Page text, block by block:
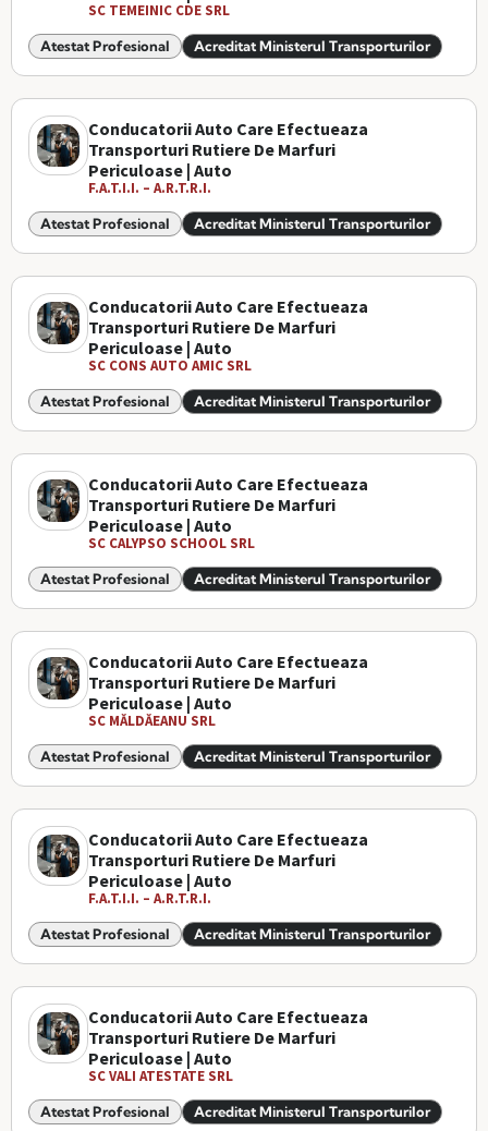
SC TEMEINIC CDE SRL
Atestat Profesional Acreditat Ministerul Transporturilor
Conducatorii Auto Care Efectueaza
Transporturi Rutiere De Marfuri
Periculoase | Auto
F.A.T.I.I. – A.R.T.R.I.
Atestat Profesional Acreditat Ministerul Transporturilor
Conducatorii Auto Care Efectueaza
Transporturi Rutiere De Marfuri
Periculoase | Auto
SC CONS AUTO AMIC SRL
Atestat Profesional Acreditat Ministerul Transporturilor
Conducatorii Auto Care Efectueaza
Transporturi Rutiere De Marfuri
Periculoase | Auto
SC CALYPSO SCHOOL SRL
Atestat Profesional Acreditat Ministerul Transporturilor
Conducatorii Auto Care Efectueaza
Transporturi Rutiere De Marfuri
Periculoase | Auto
SC MĂLDĂEANU SRL
Atestat Profesional Acreditat Ministerul Transporturilor
Conducatorii Auto Care Efectueaza
Transporturi Rutiere De Marfuri
Periculoase | Auto
F.A.T.I.I. – A.R.T.R.I.
Atestat Profesional Acreditat Ministerul Transporturilor
Conducatorii Auto Care Efectueaza
Transporturi Rutiere De Marfuri
Periculoase | Auto
SC VALI ATESTATE SRL
Atestat Profesional Acreditat Ministerul Transporturilor